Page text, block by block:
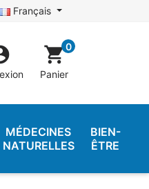
Français
shopping_cart0
Panier
MÉDECINES
NATURELLES
BIEN-
ÊTRE